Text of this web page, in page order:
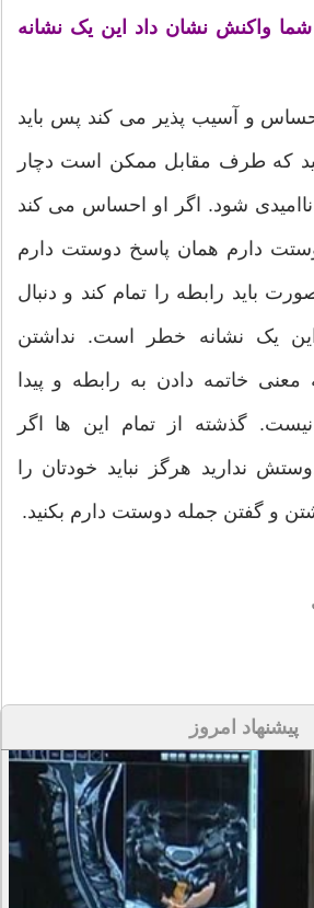
واکنش نشان داد این یک نشانه
و آسیب پذیر می کند پس باید
که طرف مقابل ممکن است دچار
شود. اگر او احساس می کند
دارم همان پاسخ دوستت دارم
باید رابطه را تمام کند و دنبال
یک نشانه خطر است. نداشتن
خاتمه دادن به رابطه و پیدا
گذشته از تمام این ها اگر
ندارید هرگز نباید خودتان را
و گفتن جمله دوستت دارم بکنید.
پیشنهاد امروز